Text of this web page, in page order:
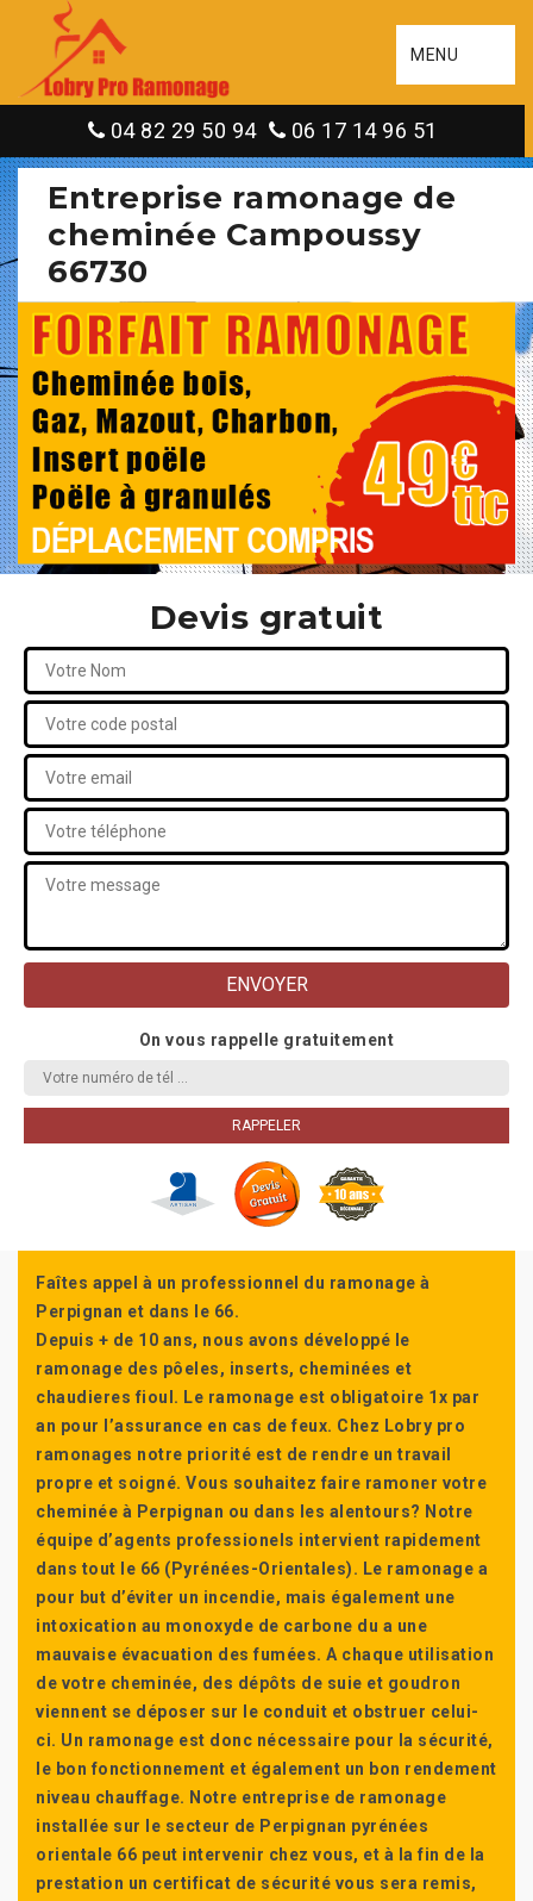
MENU
04 82 29 50 94 06 17 14 96 51
Entreprise ramonage de
cheminée Campoussy
66730
Devis gratuit
On vous rappelle gratuitement
Faîtes appel à un professionnel du ramonage à
Perpignan et dans le 66.
Depuis + de 10 ans, nous avons développé le
ramonage des pôeles, inserts, cheminées et
chaudieres fioul. Le ramonage est obligatoire 1x par
an pour l’assurance en cas de feux. Chez Lobry pro
ramonages notre priorité est de rendre un travail
propre et soigné. Vous souhaitez faire ramoner votre
cheminée à Perpignan ou dans les alentours? Notre
équipe d’agents professionels intervient rapidement
dans tout le 66 (Pyrénées-Orientales). Le ramonage a
pour but d’éviter un incendie, mais également une
intoxication au monoxyde de carbone du a une
mauvaise évacuation des fumées. A chaque utilisation
de votre cheminée, des dépôts de suie et goudron
viennent se déposer sur le conduit et obstruer celui-
ci. Un ramonage est donc nécessaire pour la sécurité,
le bon fonctionnement et également un bon rendement
niveau chauffage. Notre entreprise de ramonage
installée sur le secteur de Perpignan pyrénées
orientale 66 peut intervenir chez vous, et à la fin de la
prestation un certificat de sécurité vous sera remis,